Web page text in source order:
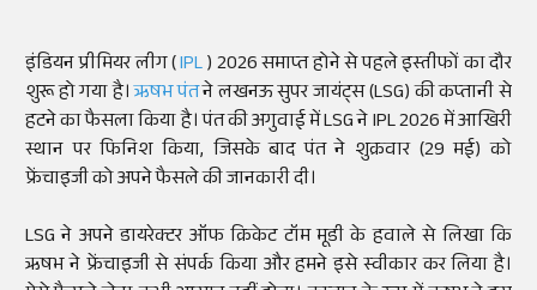
इंडियन प्रीमियर लीग (IPL) 2026 समाप्त होने से पहले इस्तीफों का दौर
शुरू हो गया है।ऋषभ पंतने लखनऊ सुपर जायंट्स (LSG) की कप्तानी से
हटने का फैसला किया है। पंत की अगुवाई में LSG ने IPL 2026 में आखिरी
स्थान पर फिनिश किया, जिसके बाद पंत ने शुक्रवार (29 मई) को
फ्रेंचाइजी को अपने फैसले की जानकारी दी।
LSG ने अपने डायरेक्टर ऑफ क्रिकेट टॉम मूडी के हवाले से लिखा कि
ऋषभ ने फ्रेंचाइजी से संपर्क किया और हमने इसे स्वीकार कर लिया है।